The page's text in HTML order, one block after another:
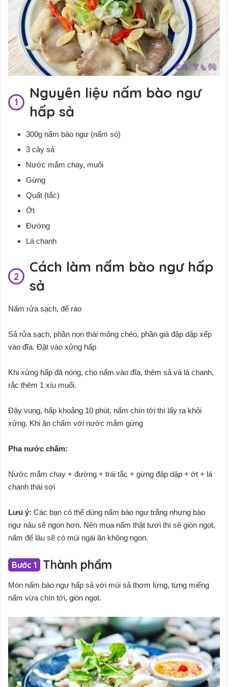
Nguyên liệu nấm bào ngư
hấp sả
300g nấm bào ngư (nấm sò)
3 cây sả
Nước mắm chay, muối
Gừng
Quất (tắc)
Ớt
Đường
Lá chanh
Cách làm nấm bào ngư hấp
sả
Nấm rửa sạch, để ráo
Sả rửa sạch, phần non thái mỏng chéo, phần già đập dập xếp
vào đĩa. Đặt vào xửng hấp
Khi xửng hấp đã nóng, cho nấm vào đĩa, thêm sả và lá chanh,
rắc thêm 1 xíu muối.
Đậy vung, hấp khoảng 10 phút, nấm chín tới thì lấy ra khỏi
xửng. Khi ăn chấm với nước mắm gừng
Pha nước chấm:
Nước mắm chay + đường + trái tắc + gừng đập dập + ớt + lá
chanh thái sợi
Lưu ý: Các bạn có thể dùng nấm bào ngư trắng nhưng bào
ngư nâu sẽ ngon hơn. Nên mua nấm thật tươi thì sẽ giòn ngọt,
nấm để lâu sẽ có mùi ngái ăn không ngon.
Thành phẩm
Món nấm bào ngư hấp sả với mùi sả thơm lừng, từng miếng
nấm vừa chín tới, giòn ngọt.